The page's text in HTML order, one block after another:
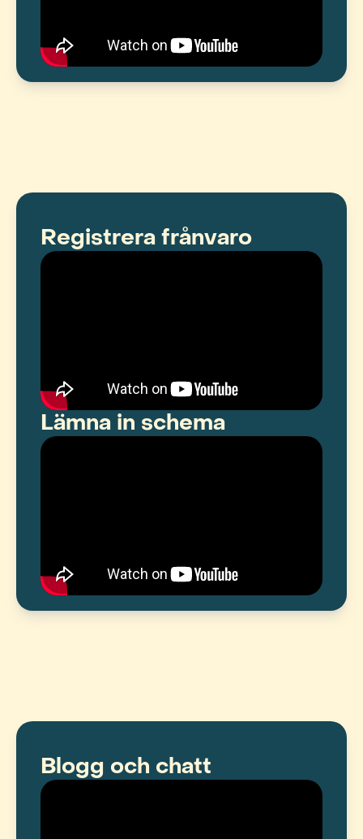
Registrera frånvaro
Lämna in schema
Blogg och chatt